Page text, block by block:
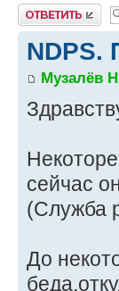
Ответить
NDPS.
Музалёв
сейчас
(Служба
До